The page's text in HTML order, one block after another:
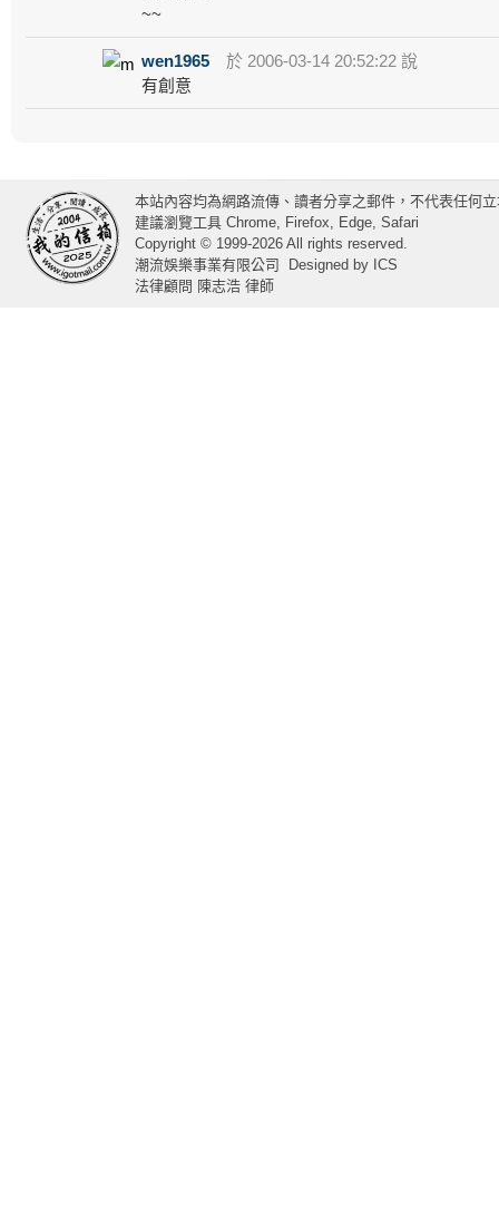
~~
wen1965
於 2006-03-14 20:52:22 說
有創意
本站內容均為網路流傳、讀者分享之郵件，不代表任何
建議瀏覽工具 Chrome, Firefox, Edge, Safari
Copyright © 1999-2026 All rights reserved.
潮流娛樂事業有限公司
Designed by ICS
法律顧問 陳志浩 律師